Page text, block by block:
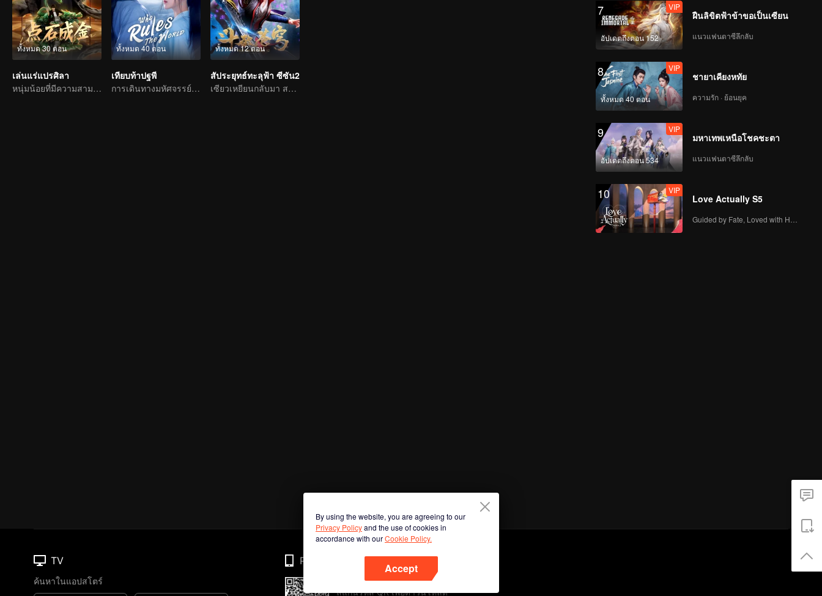
ทั้งหมด 30 ตอน
เล่นแร่แปรศิลา
หนุ่มน้อยที่มีความสามารถพิเศษในการประเมินหิน
ทั้งหมด 40 ตอน
เทียบท้าปฐพี
การเดินทางมหัศจรรย์ในโลกของหยางหยางกับจ้าวลู่ซือ
ทั้งหมด 12 ตอน
สัประยุทธ์ทะลุฟ้า ซีซัน2
เซียวเหยียนกลับมา สถานการณ์ผันแปรอย่างคาดกันไม่ถึง
7
อัปเดตถึงตอน 152
VIP
ฝืนลิขิตฟ้าข้าขอเป็นเซียน
แนวแฟนตาซีลึกลับ
8
ทั้งหมด 40 ตอน
VIP
ชายาเคียงหทัย
ความรัก · ย้อนยุค
9
อัปเดตถึงตอน 534
VIP
มหาเทพเหนือโชคชะตา
แนวแฟนตาซีลึกลับ
10 VIP
Love Actually S5
By using the website, you are agreeing to our
Privacy Policyand the use of cookies in
accordance with ourCookie Policy.
Accept
TV
ค้นหาในแอปสโตร์
Phone
สแกนรหัส QR เพื่อดาวน์โหลด